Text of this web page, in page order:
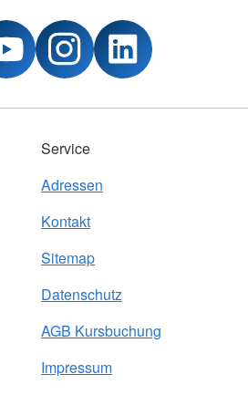
Service
Adressen
Kontakt
Sitemap
Datenschutz
AGB Kursbuchung
Impressum